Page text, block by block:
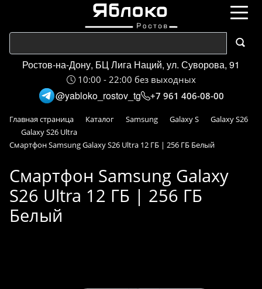
Ростов-на-Дону, БЦ Лига Наций, ул. Суворова, 91
10:00 - 22:00 без выходных
@yabloko_rostov_tg +7 961 406-08-00
Главная страница Каталог Samsung Galaxy S
Galaxy S26
Galaxy S26 Ultra
Смартфон Samsung Galaxy S26 Ultra 12 ГБ | 256 ГБ Белый
Смартфон Samsung Galaxy
S26 Ultra 12 ГБ | 256 ГБ
Белый